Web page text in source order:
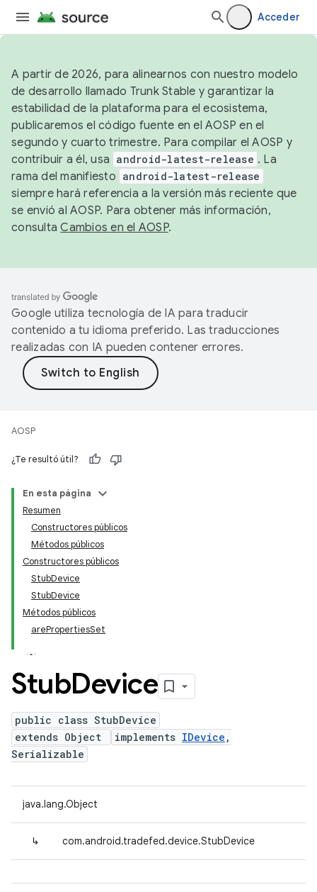
Acceder
A partir de 2026, para alinearnos con nuestro modelo
de desarrollo llamado Trunk Stable y garantizar la
estabilidad de la plataforma para el ecosistema,
publicaremos el código fuente en el AOSP en el
segundo y cuarto trimestre. Para compilar el AOSP y
contribuir a él, usa android-latest-release . La
rama del manifiesto android-latest-release
siempre hará referencia a la versión más reciente que
se envió al AOSP. Para obtener más información,
consultaCambios en el AOSP.
Google utiliza tecnología de IA para traducir
contenido a tu idioma preferido. Las traducciones
realizadas con IA pueden contener errores.
AOSP
¿Te resultó útil?
En esta página
Resumen
Constructores públicos
Métodos públicos
Constructores públicos
StubDevice
StubDevice
Métodos públicos
arePropertiesSet
StubDevice
public class StubDevice
extends Object
implements IDevice ,
Serializable
java.lang.Object
↳ com.android.tradefed.device.StubDevice